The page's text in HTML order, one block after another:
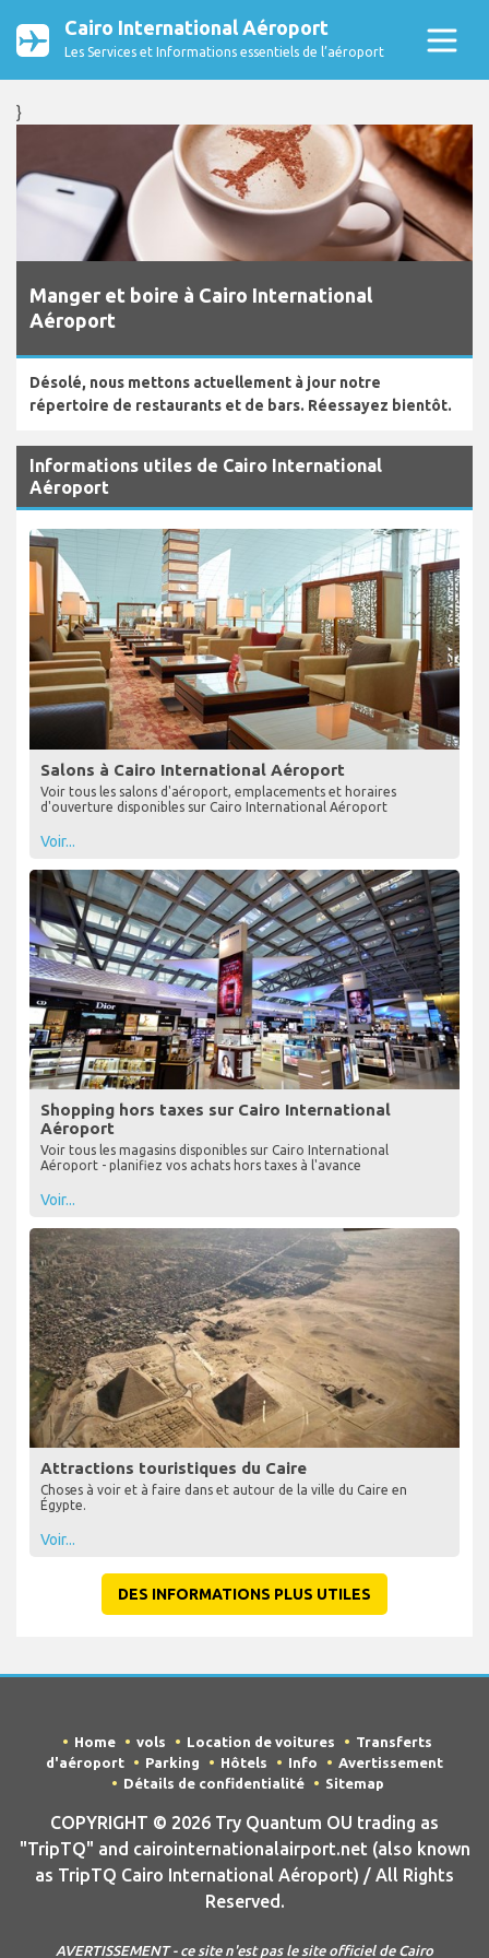
Cairo International Aéroport
Les Services et Informations essentiels de l’aéroport
}
Manger et boire à Cairo International
Aéroport
Désolé, nous mettons actuellement à jour notre
répertoire de restaurants et de bars. Réessayez bientôt.
Informations utiles de Cairo International
Aéroport
Salons à Cairo International Aéroport
Voir tous les salons d'aéroport, emplacements et horaires
d'ouverture disponibles sur Cairo International Aéroport
Voir...
Shopping hors taxes sur Cairo International
Aéroport
Voir tous les magasins disponibles sur Cairo International
Aéroport - planifiez vos achats hors taxes à l'avance
Voir...
Attractions touristiques du Caire
Choses à voir et à faire dans et autour de la ville du Caire en
Égypte.
Voir...
DES INFORMATIONS PLUS UTILES
Home vols Location de voitures
Transferts
d'aéroport
Parking Hôtels Info
Avertissement
Détails de confidentialité
Sitemap
COPYRIGHT © 2026 Try Quantum OU trading as
"TripTQ" and cairointernationalairport.net (also known
as TripTQ Cairo International Aéroport) / All Rights
Reserved.
AVERTISSEMENT - ce site n'est pas le site officiel de Cairo